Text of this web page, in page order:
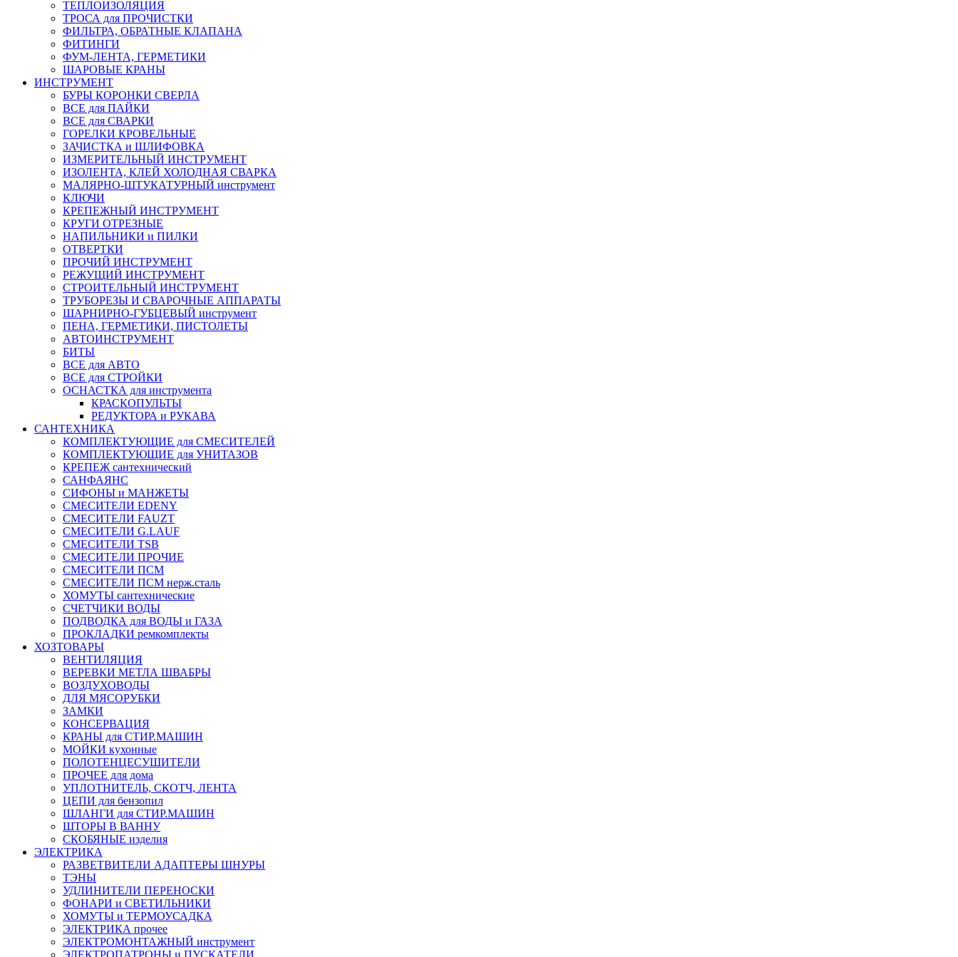
ТЕПЛОИЗОЛЯЦИЯ
ТРОСА для ПРОЧИСТКИ
ФИЛЬТРА, ОБРАТНЫЕ КЛАПАНА
ФИТИНГИ
ФУМ-ЛЕНТА, ГЕРМЕТИКИ
ШАРОВЫЕ КРАНЫ
ИНСТРУМЕНТ
БУРЫ КОРОНКИ СВЕРЛА
ВСЕ для ПАЙКИ
ВСЕ для СВАРКИ
ГОРЕЛКИ КРОВЕЛЬНЫЕ
ЗАЧИСТКА и ШЛИФОВКА
ИЗМЕРИТЕЛЬНЫЙ ИНСТРУМЕНТ
ИЗОЛЕНТА, КЛЕЙ ХОЛОДНАЯ СВАРКА
МАЛЯРНО-ШТУКАТУРНЫЙ инструмент
КЛЮЧИ
КРЕПЕЖНЫЙ ИНСТРУМЕНТ
КРУГИ ОТРЕЗНЫЕ
НАПИЛЬНИКИ и ПИЛКИ
ОТВЕРТКИ
ПРОЧИЙ ИНСТРУМЕНТ
РЕЖУЩИЙ ИНСТРУМЕНТ
СТРОИТЕЛЬНЫЙ ИНСТРУМЕНТ
ТРУБОРЕЗЫ И СВАРОЧНЫЕ АППАРАТЫ
ШАРНИРНО-ГУБЦЕВЫЙ инструмент
ПЕНА, ГЕРМЕТИКИ, ПИСТОЛЕТЫ
АВТОИНСТРУМЕНТ
БИТЫ
ВСЕ для АВТО
ВСЕ для СТРОЙКИ
ОСНАСТКА для инструмента
КРАСКОПУЛЬТЫ
РЕДУКТОРА и РУКАВА
САНТЕХНИКА
КОМПЛЕКТУЮЩИЕ для СМЕСИТЕЛЕЙ
КОМПЛЕКТУЮЩИЕ для УНИТАЗОВ
КРЕПЕЖ сантехнический
САНФАЯНС
СИФОНЫ и МАНЖЕТЫ
СМЕСИТЕЛИ EDENY
СМЕСИТЕЛИ FAUZT
СМЕСИТЕЛИ G.LAUF
СМЕСИТЕЛИ TSB
СМЕСИТЕЛИ ПРОЧИЕ
СМЕСИТЕЛИ ПСМ
СМЕСИТЕЛИ ПСМ нерж.сталь
ХОМУТЫ сантехнические
СЧЕТЧИКИ ВОДЫ
ПОДВОДКА для ВОДЫ и ГАЗА
ПРОКЛАДКИ ремкомплекты
ХОЗТОВАРЫ
ВЕНТИЛЯЦИЯ
ВЕРЕВКИ МЕТЛА ШВАБРЫ
ВОЗДУХОВОДЫ
ДЛЯ МЯСОРУБКИ
ЗАМКИ
КОНСЕРВАЦИЯ
КРАНЫ для СТИР.МАШИН
МОЙКИ кухонные
ПОЛОТЕНЦЕСУШИТЕЛИ
ПРОЧЕЕ для дома
УПЛОТНИТЕЛЬ, СКОТЧ, ЛЕНТА
ЦЕПИ для бензопил
ШЛАНГИ для СТИР.МАШИН
ШТОРЫ В ВАННУ
СКОБЯНЫЕ изделия
ЭЛЕКТРИКА
РАЗВЕТВИТЕЛИ АДАПТЕРЫ ШНУРЫ
ТЭНЫ
УДЛИНИТЕЛИ ПЕРЕНОСКИ
ФОНАРИ и СВЕТИЛЬНИКИ
ХОМУТЫ и ТЕРМОУСАДКА
ЭЛЕКТРИКА прочее
ЭЛЕКТРОМОНТАЖНЫЙ инструмент
ЭЛЕКТРОПАТРОНЫ и ПУСКАТЕЛИ